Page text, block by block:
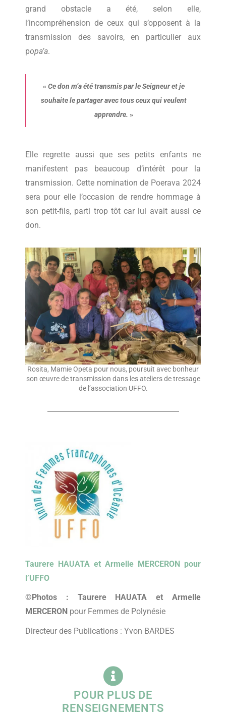
grand obstacle a été, selon elle,
l’incompréhension de ceux qui s’opposent à la
transmission des savoirs, en particulier aux
popa’a.
« Ce don m’a été transmis par le Seigneur et je
souhaite le partager avec tous ceux qui veulent
apprendre. »
Elle regrette aussi que ses petits enfants ne
manifestent pas beaucoup d’intérêt pour la
transmission. Cette nomination de Poerava 2024
sera pour elle l’occasion de rendre hommage à
son petit-fils, parti trop tôt car lui avait aussi ce
don.
Rosita, Mamie Opeta pour nous, poursuit avec bonheur
son œuvre de transmission dans les ateliers de tressage
de l’association UFFO.
Taurere HAUATA et Armelle MERCERON pour
l’UFFO
©Photos : Taurere HAUATA et Armelle
MERCERON pour Femmes de Polynésie
Directeur des Publications : Yvon BARDES
POUR PLUS DE
RENSEIGNEMENTS